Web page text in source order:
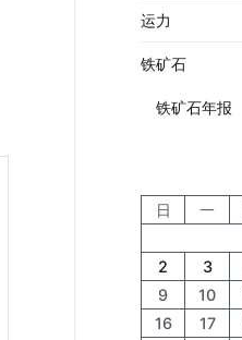
运力
铁矿石
铁矿石年报
日
一
2
3
9
10
16
17